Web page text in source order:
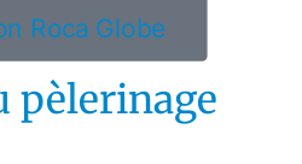
Roca Globe
pèlerinage